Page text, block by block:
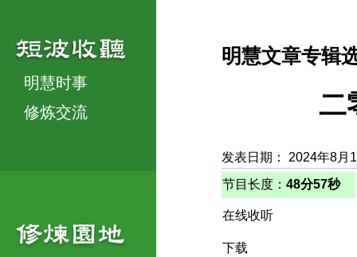
明慧时事
修炼交流
明慧文章专辑
二
发表日期： 2024年8月
节目长度： 48分57秒
在线收听
下载